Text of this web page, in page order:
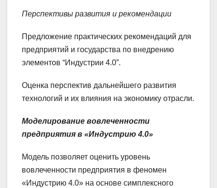
Перспективы развития и рекомендации
Предложение практических рекомендаций для
предприятий и государства по внедрению
элементов “Индустрии 4.0”.
Оценка перспектив дальнейшего развития
технологий и их влияния на экономику отрасли.
Моделирование вовлеченности
предприятия в «Индустрию 4.0»
Модель позволяет оценить уровень
вовлеченности предприятия в феномен
«Индустрию 4.0» на основе симплексного